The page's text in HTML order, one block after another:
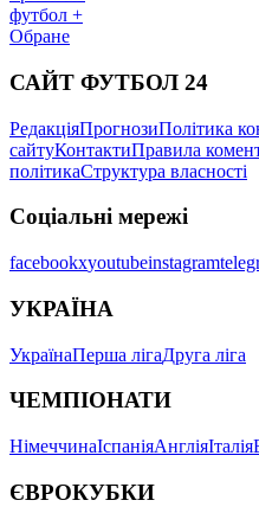
футбол +
Обране
САЙТ ФУТБОЛ 24
РедакціяПрогнозиПолітика
сайтуКонтактиПравила
політикаСтруктура власності
Соціальні мережі
facebookxyoutubeinstagram
УКРАЇНА
УкраїнаПерша лігаДруга ліга
ЧЕМПІОНАТИ
НімеччинаІспаніяАнгліяІталія
ЄВРОКУБКИ